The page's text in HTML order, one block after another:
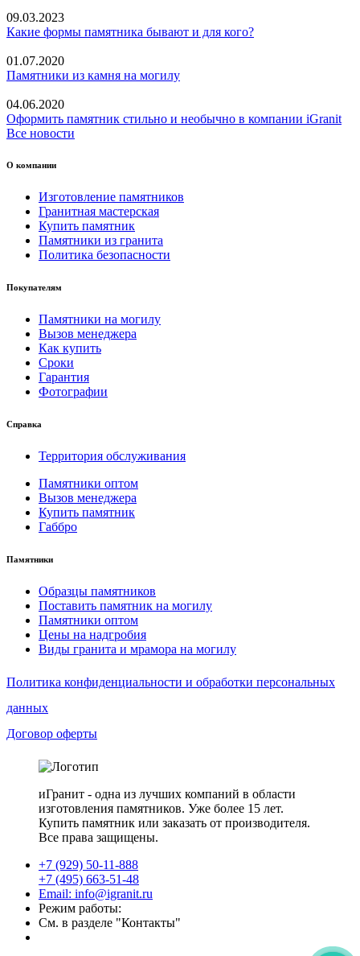
09.03.2023
Какие формы памятника бывают и для кого?
01.07.2020
Памятники из камня на могилу
04.06.2020
Оформить памятник стильно и необычно в компании iGranit
Все новости
О компании
Изготовление памятников
Гранитная мастерская
Купить памятник
Памятники из гранита
Политика безопасности
Покупателям
Памятники на могилу
Вызов менеджера
Как купить
Сроки
Гарантия
Фотографии
Справка
Территория обслуживания
Памятники оптом
Вызов менеджера
Купить памятник
Габбро
Памятники
Образцы памятников
Поставить памятник на могилу
Памятники оптом
Цены на надгробия
Виды гранита и мрамора на могилу
Политика конфиденциальности и обработки персональных
данных
Договор оферты
иГранит - одна из лучших компаний в области
изготовления памятников. Уже более 15 лет.
Купить памятник или заказать от производителя.
Все права защищены.
+7 (929) 50-11-888
+7 (495) 663-51-48
Email: info@igranit.ru
Режим работы:
См. в разделе "Контакты"